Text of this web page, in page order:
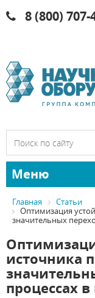
8 (800) 707-
Меню
Главная
Статьи
Оптимизация
значительных
источника
процессах в